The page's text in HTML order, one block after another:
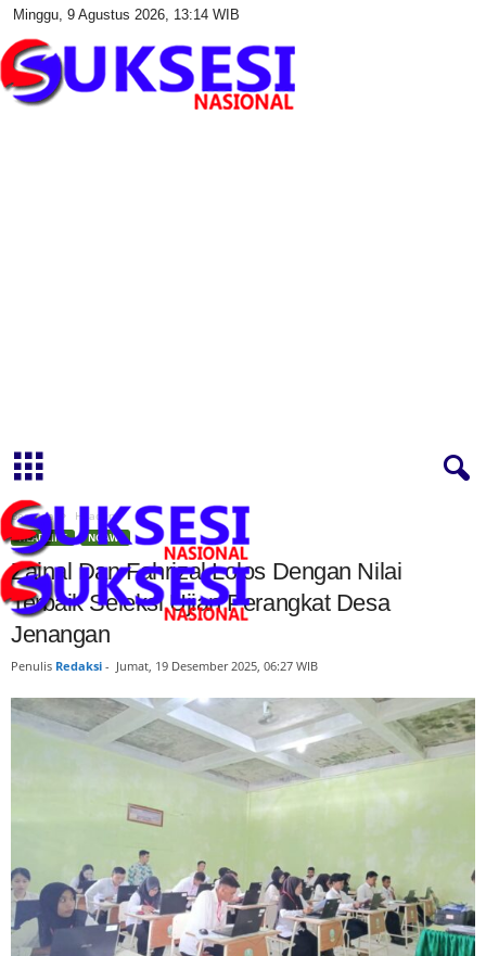
Minggu, 9 Agustus 2026, 13:14 WIB
Beranda Headline
HEADLINE NGAWI
Zainal Dan Fahrizal Lolos Dengan Nilai
Terbaik Seleksi Ujian Perangkat Desa
Jenangan
Penulis Redaksi - Jumat, 19 Desember 2025, 06:27 WIB